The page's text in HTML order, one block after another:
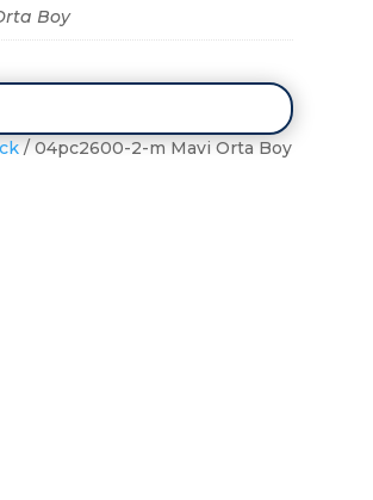
Boy
/ 04pc2600-2-m Mavi Orta Boy